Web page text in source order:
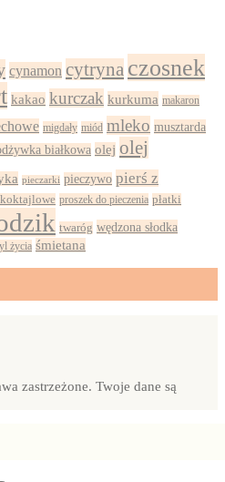
cynamon cytryna czosnek
kakao kurczak kurkuma makaron
migdały miód mleko musztarda
białkowa olej olej
pieczarki pieczywo pierś z
proszek do pieczenia płatki
twaróg wędzona słodka
życia śmietana
zastrzeżone. Twoje dane są